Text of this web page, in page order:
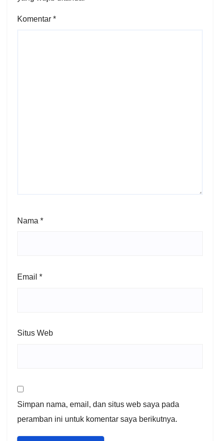
Komentar *
Nama *
Email *
Situs Web
Simpan nama, email, dan situs web saya pada
peramban ini untuk komentar saya berikutnya.